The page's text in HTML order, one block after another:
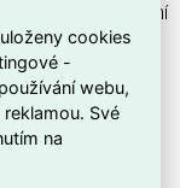
nenápadně začlení
lm, což zajistí
spotřebu při
cookies
-
webu,
Své
na